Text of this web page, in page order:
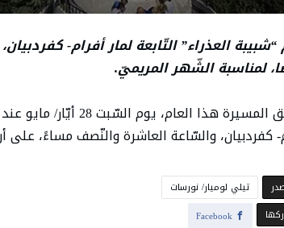
“شبيبة العذراء” التّابعة لمار أفرام-
لمناسبة الشّهر المريميّ.
تنطلق المسيرة هذا
كفردبيان، والسّاعة العاشرة والنّصف مساءً،
تيلي لوميار/ نورسات
Facebook